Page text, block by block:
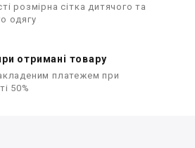
розмірна сітка дитячого та
одягу
отримані товару
платежем при
50%